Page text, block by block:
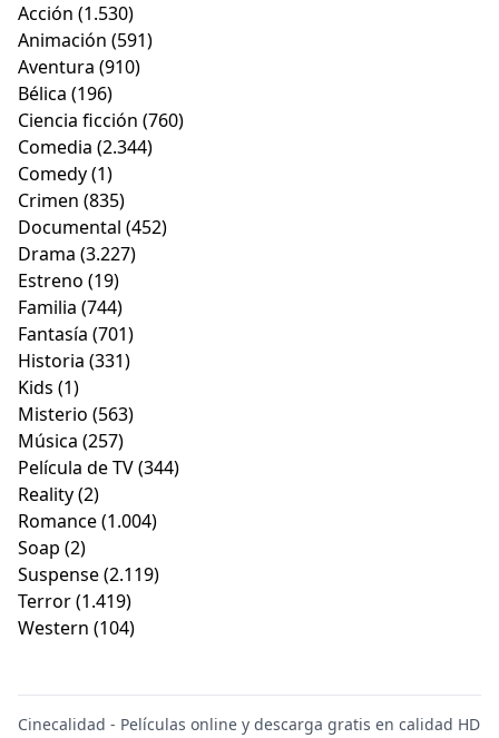
Acción (1.530)
Animación (591)
Aventura (910)
Bélica (196)
Ciencia ficción (760)
Comedia (2.344)
Comedy(1)
Crimen (835)
Documental (452)
Drama (3.227)
Estreno (19)
Familia (744)
Fantasía (701)
Historia (331)
Kids (1)
Misterio (563)
Música (257)
Película de TV(344)
Reality(2)
Romance(1.004)
Soap (2)
Suspense(2.119)
Terror(1.419)
Western (104)
Cinecalidad - Películas online y descarga gratis en calidad HD